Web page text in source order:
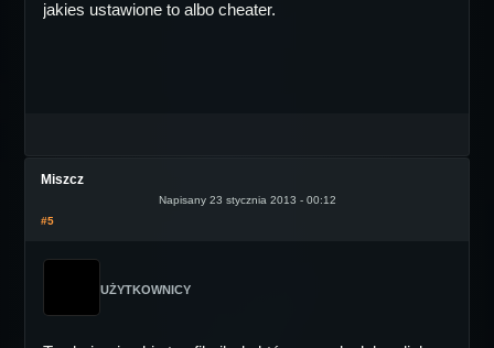
jakies ustawione to albo cheater.
Miszcz
Napisany 23 stycznia 2013 - 00:12
#5
UŻYTKOWNICY